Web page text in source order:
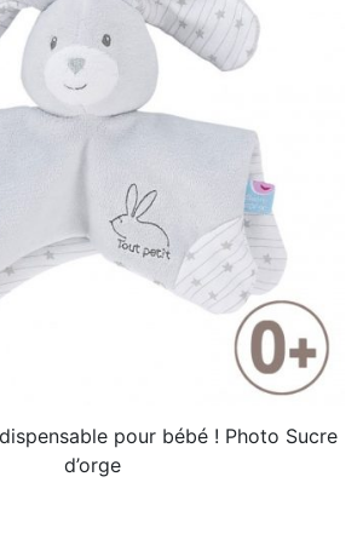
pour bébé ! Photo Sucre
d’orge